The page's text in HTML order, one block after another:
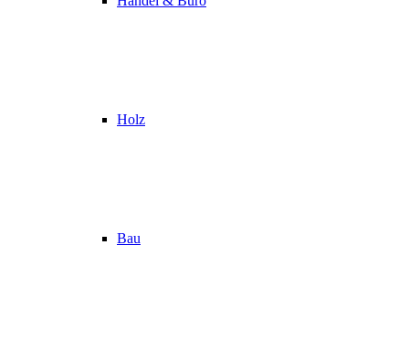
Holz
Bau